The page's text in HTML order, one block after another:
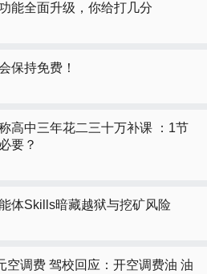
能全面升级，你给打几分
保持免费！
高中三年花二三十万补课 ：1节
要？
体Skills暗藏越狱与挖矿风险
空调费 驾校回应：开空调费油 油